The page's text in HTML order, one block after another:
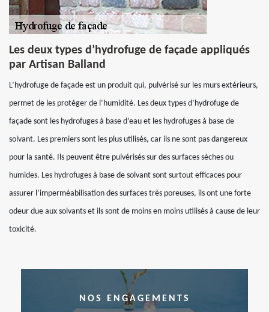
Les deux types d’hydrofuge de façade appliqués
par Artisan Balland
L’hydrofuge de façade est un produit qui, pulvérisé sur les murs extérieurs,
permet de les protéger de l’humidité. Les deux types d’hydrofuge de
façade sont les hydrofuges à base d’eau et les hydrofuges à base de
solvant. Les premiers sont les plus utilisés, car ils ne sont pas dangereux
pour la santé. Ils peuvent être pulvérisés sur des surfaces sèches ou
humides. Les hydrofuges à base de solvant sont surtout efficaces pour
assurer l’imperméabilisation des surfaces très poreuses, ils ont une forte
odeur due aux solvants et ils sont de moins en moins utilisés à cause de leur
toxicité.
NOS ENGAGEMENTS